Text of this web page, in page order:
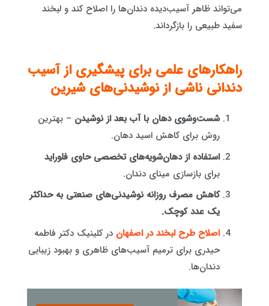
می‌تواند ظاهر آسیب‌دیده دندان‌ها را اصلاح کند و لبخند
سفید طبیعی را بازگرداند.
راهکارهای علمی برای پیشگیری از آسیب
دندانی ناشی از نوشیدنی‌های شیرین
شست‌وشوی دهان با آب بعد از نوشیدن – بهترین
روش برای کاهش اسید دهان.
استفاده از دهان‌شویه‌های تخصصی حاوی فلوراید
برای بازسازی مینای دندان.
کاهش مصرف روزانه نوشیدنی‌های صنعتی به حداکثر
یک عدد کوچک.
اصلاح طرح لبخند در اصفهاندر کلینیک دکتر فاطمه
حیدری برای ترمیم آسیب‌های ظاهری و بهبود زیبایی
دندان‌ها.